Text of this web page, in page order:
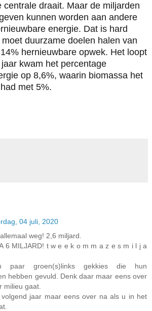
centrale draait. Maar de miljarden
kunnen worden aan andere
energie. Dat is hard
duurzame doelen halen van
hernieuwbare opwek. Het loopt
kwam het percentage
op 8,6%, waarin biomassa het
met 5%.
04 juli, 2020
weg! 2,6 miljard.
6 MILJARD! t w e e k o m m a z e s m i l j a
groen(s)links gekkies die hun
hebben gevuld. Denk daar maar eens over
milieu gaat.
jaar maar eens over na als u in het